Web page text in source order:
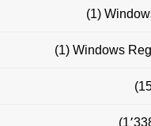
(1)
Windows
(1)